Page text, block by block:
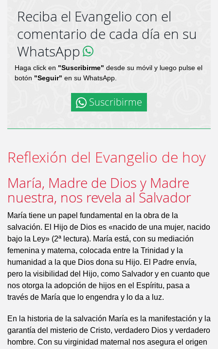
Reciba el Evangelio con el
comentario de cada día en su
WhatsApp
Haga click en "Suscribirme" desde su móvil y luego pulse el
botón "Seguir" en su WhatsApp.
Suscribirme
Reflexión del Evangelio de hoy
María, Madre de Dios y Madre
nuestra, nos revela al Salvador
María tiene un papel fundamental en la obra de la
salvación. El Hijo de Dios es «nacido de una mujer, nacido
bajo la Ley» (2ª lectura). María está, con su mediación
femenina y materna, colocada entre la Trinidad y la
humanidad a la que Dios dona su Hijo. El Padre envía,
pero la visibilidad del Hijo, como Salvador y en cuanto que
nos otorga la adopción de hijos en el Espíritu, pasa a
través de María que lo engendra y lo da a luz.
En la historia de la salvación María es la manifestación y la
garantía del misterio de Cristo, verdadero Dios y verdadero
hombre. Con su virginidad maternal nos asegura el origen